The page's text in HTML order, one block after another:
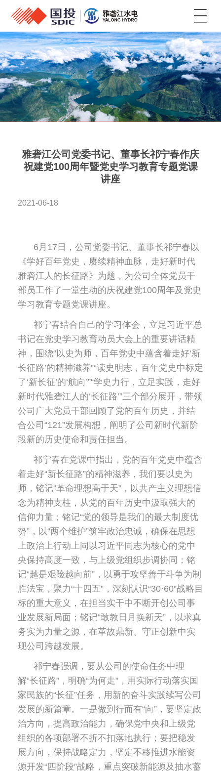
菜单
雅砻江公司党委书记、董事长祁宁春作庆
祝建党100周年暨党史学习教育专题党课
讲座
2021-06-18
6月17日，公司党委书记、董事长祁宁春以
《学好百年党史，赓续精神血脉，走好新时代
雅砻江人的长征路》为题，为公司全体党员干
部员工作了一堂生动的庆祝建党100周年及党史
学习教育专题党课讲座。
祁宁春结合自己的学习体会，立足习近平总
书记在党史学习教育动员大会上的重要讲话精
神，围绕“以史为师，百年党史中蕴含着走好‘新
长征路’的精神滋养”“读史明志，百年党史中标定
了‘新长征’的‘航向’”“学史力行，立足实践，走好
新时代雅砻江人的‘长征路’”三个部分展开，带领
公司广大党员干部回顾了党的百年历史，并结
合公司“121”发展构想，阐明了公司新时代新阶
段新的历史使命和责任担当。
祁宁春在党课中指出，党的百年党史中蕴含
着走好“新长征路”的精神滋养，我们要以史为
师，铭记“革命理想高于天”，以共产主义理想信
念为精神支柱，从党的百年历史中汲取强大的
信仰力量；铭记“党的领导是我们的最大制度优
势”，以“两个维护”筑牢政治忠诚，确保在思想
上政治上行动上同以习近平同志为核心的党中
央保持高度一致，与上级党组织步调协同；铭
记“越是艰险越向前”，以勇于攻坚善于斗争为制
胜法宝，聚力“十四五”，深刻认识“30·60”战略目
标的重大意义，在担当实干中不断开创公司事
业发展新局面；铭记“敢教日月换新天”，以求真
务实为力量之源，在革故鼎新、守正创新中实
现公司跨越发展。
祁宁春强调，要从公司的使命任务中理
解“长征路”，明确“为何走”，用实际行动落实国
家民族的“长征”任务，用新的奋斗实践续写公司
发展的新篇章。一是做到行而有“向”，要坚定政
治方向，提高政治能力，确保党中央和上级党
组织的各项部署不折不扣落地执行；要把稳发
展方向，保持战略定力，坚定不移推进水能资
源开发“四阶段”战略，重点突破新能源及抽水蓄